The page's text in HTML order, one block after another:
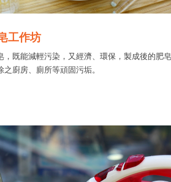
工作坊
，既能減輕污染，又經濟、環保，製成後的肥皂
廚房、廁所等頑固污垢。